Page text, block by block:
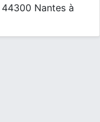
Nantes à